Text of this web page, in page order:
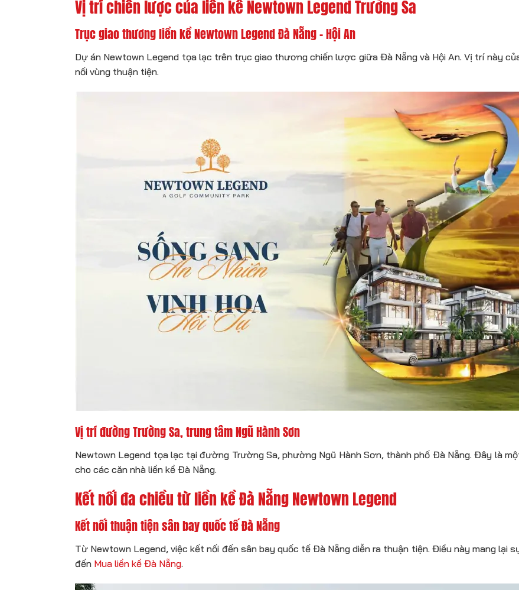
Vị trí chiến lược của liền kề Newtown Legend Trường Sa
Trục giao thương liền kề Newtown Legend Đà Nẵng – Hội An
Dự án Newtown Legend tọa lạc trên trục giao thương chiến lược giữa Đà Nẵng và Hội An. Vị trí này
nối vùng thuận tiện.
Vị trí đường Trường Sa, trung tâm Ngũ Hành Sơn
Newtown Legend tọa lạc tại đường Trường Sa, phường Ngũ Hành Sơn, thành phố Đà Nẵng. Đây là
cho các căn nhà liền kề Đà Nẵng.
Kết nối đa chiều từ liền kề Đà Nẵng Newtown Legend
Kết nối thuận tiện sân bay quốc tế Đà Nẵng
Từ Newtown Legend, việc kết nối đến sân bay quốc tế Đà Nẵng diễn ra thuận tiện. Điều này mang lại
đến Mua liền kề Đà Nẵng.